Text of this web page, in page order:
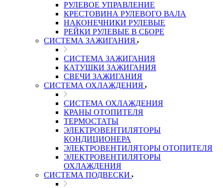
РУЛЕВОЕ УПРАВЛЕНИЕ
КРЕСТОВИНА РУЛЕВОГО ВАЛА
НАКОНЕЧНИКИ РУЛЕВЫЕ
РЕЙКИ РУЛЕВЫЕ В СБОРЕ
СИСТЕМА ЗАЖИГАНИЯ
СИСТЕМА ЗАЖИГАНИЯ
КАТУШКИ ЗАЖИГАНИЯ
СВЕЧИ ЗАЖИГАНИЯ
СИСТЕМА ОХЛАЖДЕНИЯ
СИСТЕМА ОХЛАЖДЕНИЯ
КРАНЫ ОТОПИТЕЛЯ
ТЕРМОСТАТЫ
ЭЛЕКТРОВЕНТИЛЯТОРЫ
КОНДИЦИОНЕРА
ЭЛЕКТРОВЕНТИЛЯТОРЫ ОТОПИТЕЛЯ
ЭЛЕКТРОВЕНТИЛЯТОРЫ
ОХЛАЖДЕНИЯ
СИСТЕМА ПОДВЕСКИ